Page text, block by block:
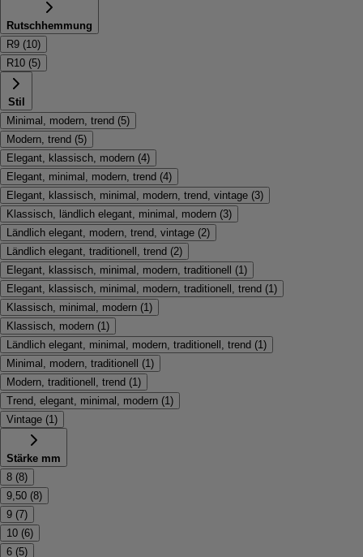
Rutschhemmung
R9 (10)
R10 (5)
Stil
Minimal, modern, trend (5)
Modern, trend (5)
Elegant, klassisch, modern (4)
Elegant, minimal, modern, trend (4)
Elegant, klassisch, minimal, modern, trend, vintage (3)
Klassisch, ländlich elegant, minimal, modern (3)
Ländlich elegant, modern, trend, vintage (2)
Ländlich elegant, traditionell, trend (2)
Elegant, klassisch, minimal, modern, traditionell
(1)
Elegant, klassisch, minimal, modern, traditionell, trend (1)
Klassisch, minimal, modern (1)
Klassisch, modern (1)
Ländlich elegant, minimal, modern, traditionell, trend (1)
Minimal, modern, traditionell
(1)
Modern, traditionell, trend (1)
Trend, elegant, minimal, modern (1)
Vintage (1)
Stärke mm
8 (8)
9,50 (8)
9 (7)
10 (6)
6 (5)